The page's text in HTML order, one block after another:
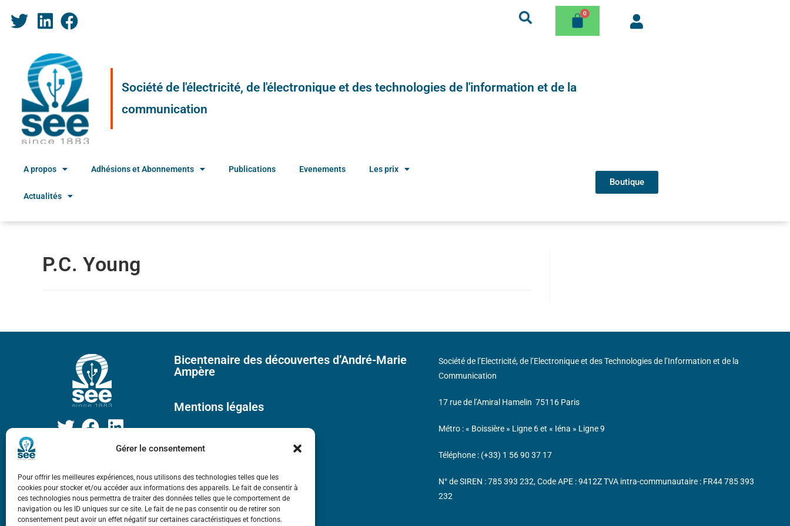
Gérer le consentement
Pour offrir les meilleures expériences, nous utilisons des technologies telles que les
cookies pour stocker et/ou accéder aux informations des appareils. Le fait de consentir à
ces technologies nous permettra de traiter des données telles que le comportement de
navigation ou les ID uniques sur ce site. Le fait de ne pas consentir ou de retirer son
consentement peut avoir un effet négatif sur certaines caractéristiques et fonctions.
Société de l'électricité, de l'électronique et des technologies de l'information et de la
communication
A propos Adhésions et Abonnements Publications Evenements Les prix
Actualités
Boutique
P.C. Young
Bicentenaire des découvertes d’André-Marie
Ampère
Mentions légales
Société de l’Electricité, de l’Electronique et des Technologies de l’Information et de la
Communication
17 rue de l’Amiral Hamelin 75116 Paris
Métro : « Boissière » Ligne 6 et « Iéna » Ligne 9
Téléphone : (+33) 1 56 90 37 17
N° de SIREN : 785 393 232, Code APE : 9412Z TVA intra-communautaire : FR44 785 393
232